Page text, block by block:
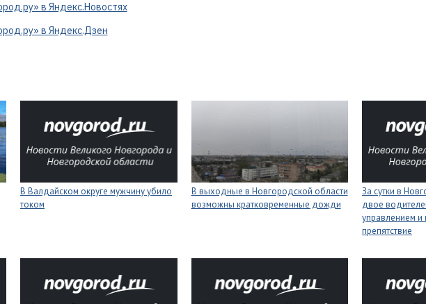
в Яндекс.Новостях
в Яндекс.Дзен
В Валдайском округе мужчину убило
током
В выходные в Новгородской области
возможны кратковременные дожди
За сутки в
двое
управлением и
препятствие